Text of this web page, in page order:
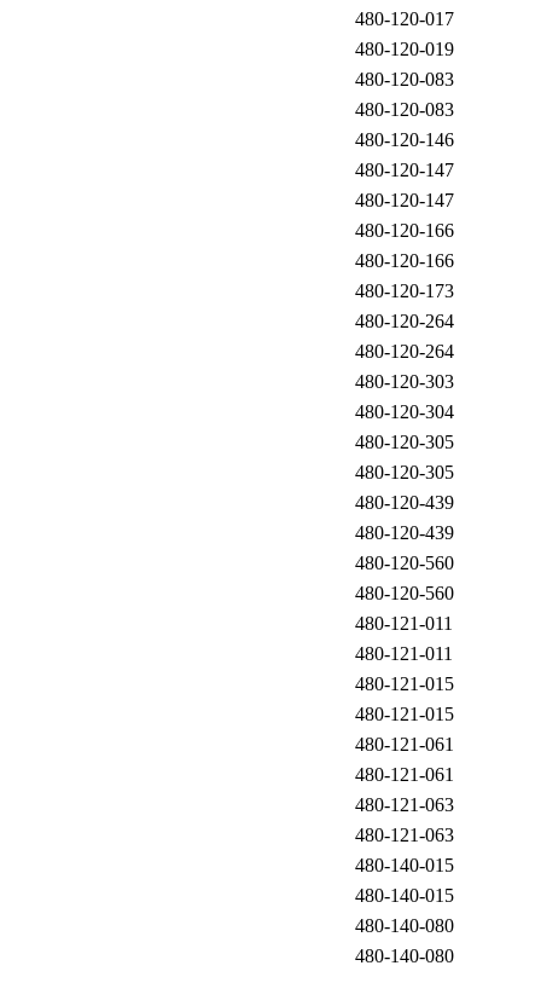
480-120-017
480-120-019
480-120-083
480-120-083
480-120-146
480-120-147
480-120-147
480-120-166
480-120-166
480-120-173
480-120-264
480-120-264
480-120-303
480-120-304
480-120-305
480-120-305
480-120-439
480-120-439
480-120-560
480-120-560
480-121-011
480-121-011
480-121-015
480-121-015
480-121-061
480-121-061
480-121-063
480-121-063
480-140-015
480-140-015
480-140-080
480-140-080